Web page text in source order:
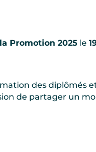
Promotion 2025 le
des diplômés
de partager un